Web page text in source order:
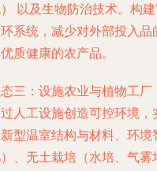
以及生物防治技术。构
系统，减少对外部投入
质健康的农产品。
三：设施农业与植物工厂
人工设施创造可控环境
新型温室结构与材料、环境
、无土栽培（水培、气